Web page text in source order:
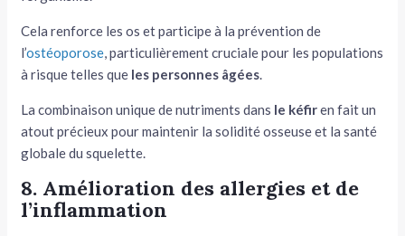
Cela renforce les os et participe à la prévention de
l’ostéoporose, particulièrement cruciale pour les populations
à risque telles que les personnes âgées.
La combinaison unique de nutriments dans le kéfiren fait un
atout précieux pour maintenir la solidité osseuse et la santé
globale du squelette.
8. Amélioration des allergies et de
l’inflammation